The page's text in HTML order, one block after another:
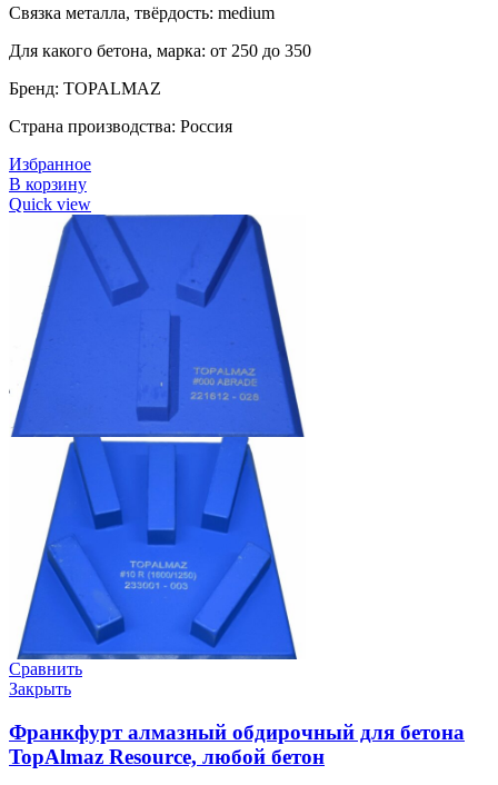
Связка металла, твёрдость: medium
Для какого бетона, марка: от 250 до 350
Бренд: TOPALMAZ
Страна производства: Россия
Избранное
В корзину
Quick view
Сравнить
Закрыть
Франкфурт алмазный обдирочный для бетона
TopAlmaz Resource, любой бетон